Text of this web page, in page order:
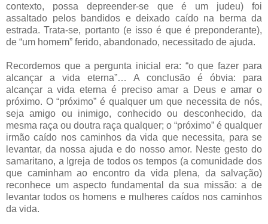
contexto, possa depreender-se que é um judeu) foi
assaltado pelos bandidos e deixado caído na berma da
estrada. Trata-se, portanto (e isso é que é preponderante),
de “um homem” ferido, abandonado, necessitado de ajuda.
Recordemos que a pergunta inicial era: “o que fazer para
alcançar a vida eterna”… A conclusão é óbvia: para
alcançar a vida eterna é preciso amar a Deus e amar o
próximo. O “próximo” é qualquer um que necessita de nós,
seja amigo ou inimigo, conhecido ou desconhecido, da
mesma raça ou doutra raça qualquer; o “próximo” é qualquer
irmão caído nos caminhos da vida que necessita, para se
levantar, da nossa ajuda e do nosso amor. Neste gesto do
samaritano, a Igreja de todos os tempos (a comunidade dos
que caminham ao encontro da vida plena, da salvação)
reconhece um aspecto fundamental da sua missão: a de
levantar todos os homens e mulheres caídos nos caminhos
da vida.